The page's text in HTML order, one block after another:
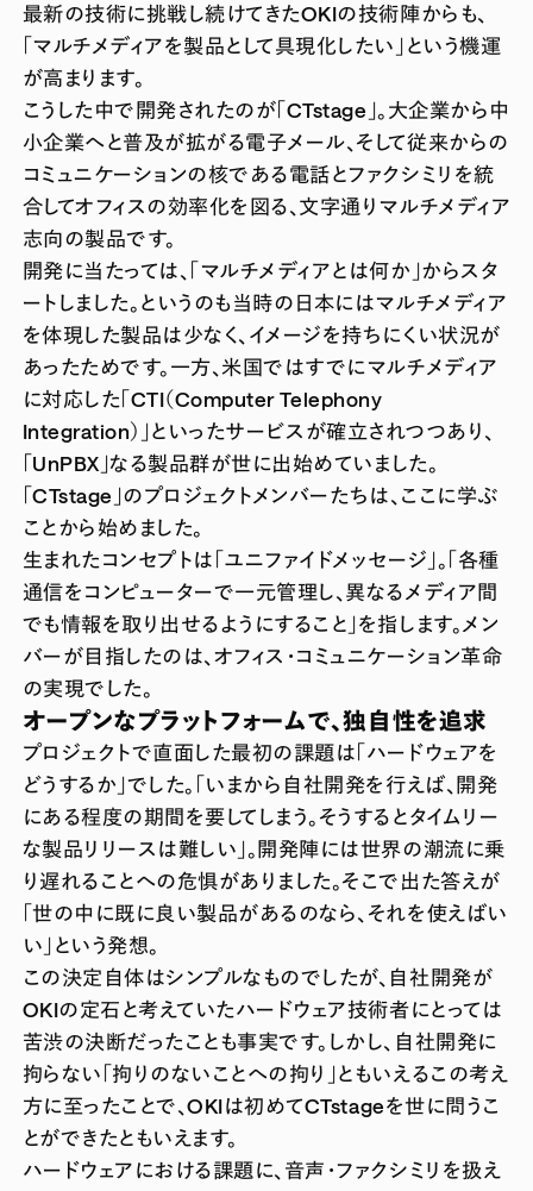
最新の技術に挑戦し続けてきたOKIの技術陣からも、
「マルチメディアを製品として具現化したい」という機運
が高まります。
こうした中で開発されたのが「CTstage」。大企業から中
小企業へと普及が拡がる電子メール、そして従来からの
コミュニケーションの核である電話とファクシミリを統
合してオフィスの効率化を図る、文字通りマルチメディア
志向の製品です。
開発に当たっては、「マルチメディアとは何か」からスタ
ートしました。というのも当時の日本にはマルチメディア
を体現した製品は少なく、イメージを持ちにくい状況が
あったためです。一方、米国ではすでにマルチメディア
に対応した「CTI（Computer Telephony
Integration）」といったサービスが確立されつつあり、
「UnPBX」なる製品群が世に出始めていました。
「CTstage」のプロジェクトメンバーたちは、ここに学ぶ
ことから始めました。
生まれたコンセプトは「ユニファイドメッセージ」。「各種
通信をコンピューターで一元管理し、異なるメディア間
でも情報を取り出せるようにすること」を指します。メン
バーが目指したのは、オフィス・コミュニケーション革命
の実現でした。
オープンなプラットフォームで、独自性を追求
プロジェクトで直面した最初の課題は「ハードウェアを
どうするか」でした。「いまから自社開発を行えば、開発
にある程度の期間を要してしまう。そうするとタイムリー
な製品リリースは難しい」。開発陣には世界の潮流に乗
り遅れることへの危惧がありました。そこで出た答えが
「世の中に既に良い製品があるのなら、それを使えばい
い」という発想。
この決定自体はシンプルなものでしたが、自社開発が
OKIの定石と考えていたハードウェア技術者にとっては
苦渋の決断だったことも事実です。しかし、自社開発に
拘らない「拘りのないことへの拘り」ともいえるこの考え
方に至ったことで、OKIは初めてCTstageを世に問うこ
とができたともいえます。
ハードウェアにおける課題に、音声・ファクシミリを扱え